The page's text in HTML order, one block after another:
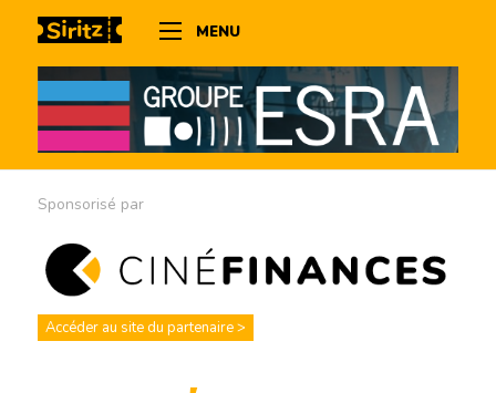
MENU
Sponsorisé par
Accéder au site du partenaire >